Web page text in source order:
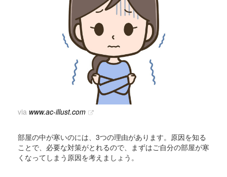
via www.ac-illust.com
部屋の中が寒いのには、3つの理由があります。原因を知る
ことで、必要な対策がとれるので、まずはご自分の部屋が寒
くなってしまう原因を考えましょう。